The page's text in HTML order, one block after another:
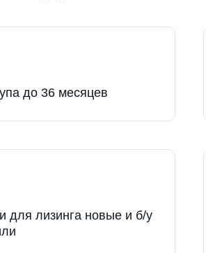
до 36 месяцев
для лизинга новые и б/у